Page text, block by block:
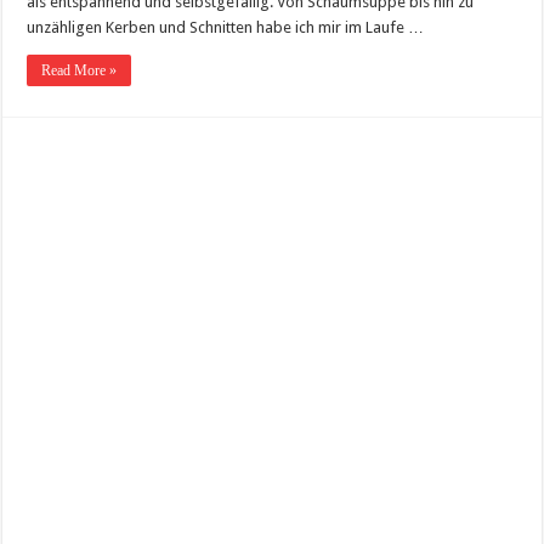
unzähligen Kerben und Schnitten habe ich mir im Laufe …
Read More »